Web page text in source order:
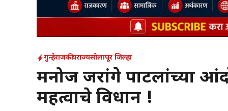
गुन्हेराजकीयराज्यसोलापूर जिल्हा
मनोज जरांगे पाटलांच्या
महत्वाचे विधान !